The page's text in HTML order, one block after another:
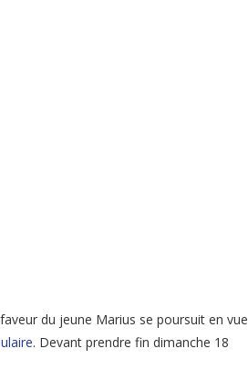
du jeune Marius se poursuit en vue
. Devant prendre fin dimanche 18